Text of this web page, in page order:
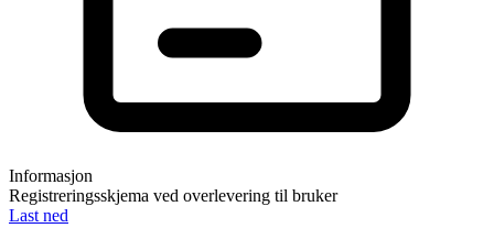
Informasjon
Registreringsskjema ved overlevering til bruker
Last ned